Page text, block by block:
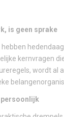
is geen sprake
kernvragen
wordt al